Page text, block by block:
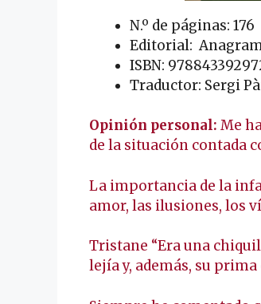
N.º de páginas: 176
Editorial:
ISBN:
Traductor: Sergi
Opinión personal: Me
de la situación contada
La importancia de la
amor, las ilusiones, los
Tristane “Era una
lejía y, además, su